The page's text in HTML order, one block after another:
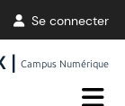
Se connecter
|Campus Numérique